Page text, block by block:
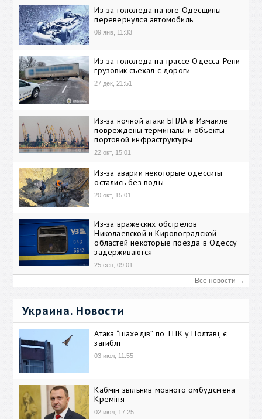
Из-за гололеда на юге Одесщины
перевернулся автомобиль
09 янв, 11:33
Из-за гололеда на трассе Одесса-Рени
грузовик съехал с дороги
27 дек, 21:51
Из-за ночной атаки БПЛА в Измаиле
повреждены терминалы и объекты
портовой инфраструктуры
22 окт, 15:01
Из-за аварии некоторые одесситы
остались без воды
20 окт, 15:01
Из-за вражеских обстрелов
Николаевской и Кировоградской
областей некоторые поезда в Одессу
задерживаются
25 сен, 09:01
Все новости →
Украина. Новости
Атака “шахедів” по ТЦК у Полтаві, є
загиблі
03 июл, 11:55
Кабмін звільнив мовного омбудсмена
Креміня
02 июл, 17:25